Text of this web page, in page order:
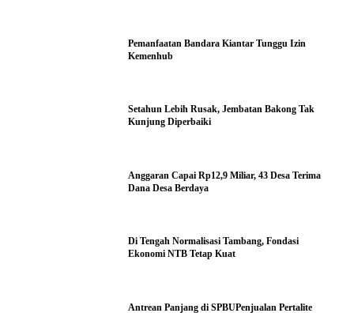
Pemanfaatan Bandara Kiantar Tunggu Izin
Kemenhub
Setahun Lebih Rusak, Jembatan Bakong Tak
Kunjung Diperbaiki
Anggaran Capai Rp12,9 Miliar, 43 Desa Terima
Dana Desa Berdaya
Di Tengah Normalisasi Tambang, Fondasi
Ekonomi NTB Tetap Kuat
Antrean Panjang di SPBUPenjualan Pertalite